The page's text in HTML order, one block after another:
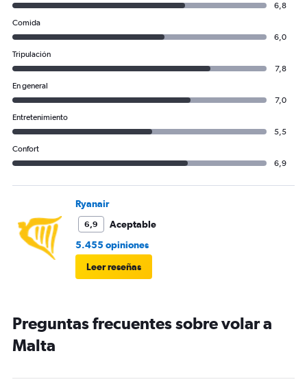
6,8
Comida
6,0
Tripulación
7,8
En general
7,0
Entretenimiento
5,5
Confort
6,9
Ryanair
6,9
Aceptable
5.455 opiniones
Leer reseñas
Preguntas frecuentes sobre volar a
Malta